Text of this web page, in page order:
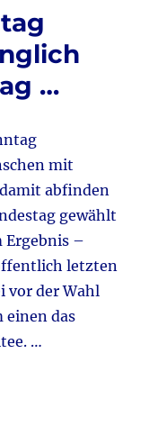
…
mit
abfinden
gewählt
–
letzten
vor der Wahl
einen das
…
Ursprünglich